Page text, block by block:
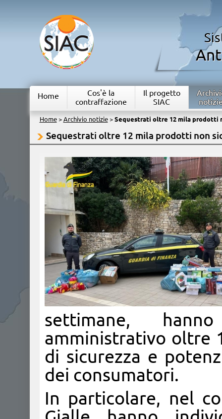
Home
Cos'è la
contraffazione
Il progetto
SIAC
Home> Archivio notizie> Sequestrati oltre 12 mila prodotti
Sequestrati oltre 12 mila prodotti non
settimane,
amministrativo oltre
di sicurezza e
dei consumatori.
In particolare, nel